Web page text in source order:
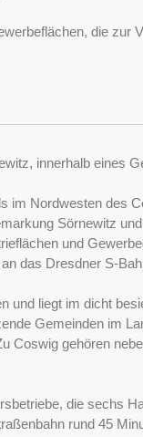
die zur
innerhalb eines
im Nordwesten des
Sörnewitz
und
das Dresdner S-
liegt im dicht
Gemeinden im
Coswig gehören
die sechs
rund 45